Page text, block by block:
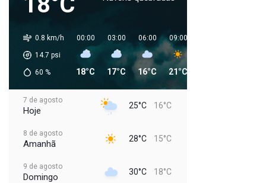
0.8 km/h
14.7 psi
60 %
00:00
18°C
03:00
17°C
06:00
16°C
09:00
21°C
7 de agosto
Hoje 25°C 16°C
8 de agosto
Amanhã 28°C 15°C
9 de agosto
Domingo 30°C 18°C